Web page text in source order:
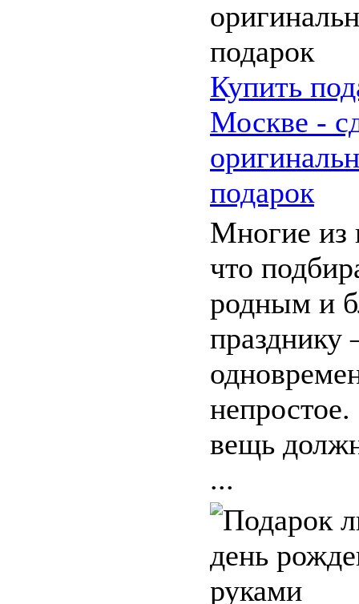
Купить
Москве -
подарок
Многие из
что
родным и
празднику
вещь
...